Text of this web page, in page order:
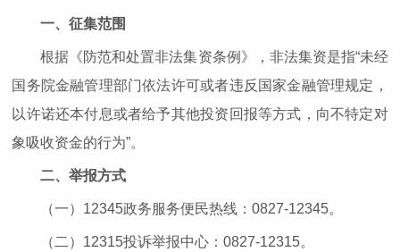
一、征集范围
根据《防范和处置非法集资条例》，非法集资是指“未经
国务院金融管理部门依法许可或者违反国家金融管理规定，
以许诺还本付息或者给予其他投资回报等方式，向不特定对
象吸收资金的行为”。
二、举报方式
（一）12345政务服务便民热线：0827-12345。
（二）12315投诉举报中心：0827-12315。